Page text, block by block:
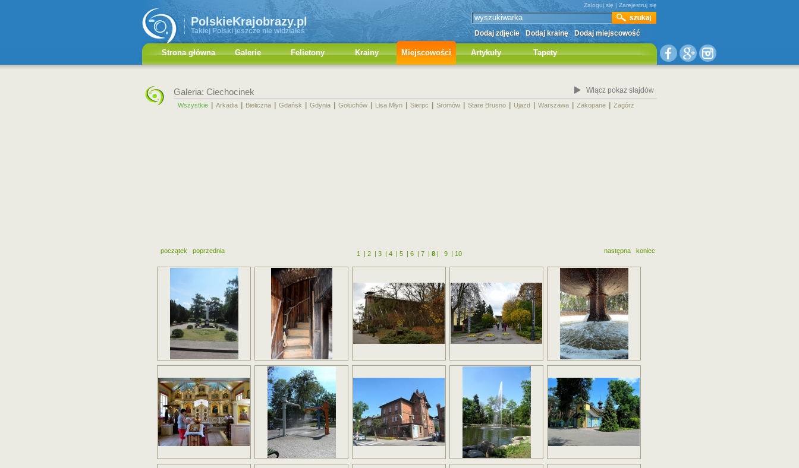
PolskieKrajobrazy.pl
Takiej Polski jeszcze nie widziałeś
Zaloguj się | Zarejestruj się
Dodaj zdjęcie Dodaj krainę Dodaj miejscowość
Strona główna Galerie Felietony Krainy Miejscowości Artykuły Tapety
Galeria: Ciechocinek Włącz pokaz slajdów
Wszystkie Arkadia Bieliczna Gdańsk Gdynia Gołuchów Lisa Młyn Sierpc Sromów Stare Brusno Ujazd Warszawa Zakopane Zagórz
następna koniec
początek poprzednia 1 | 2 | 3 | 4 | 5 | 6 | 7 | 8| 9 | 10